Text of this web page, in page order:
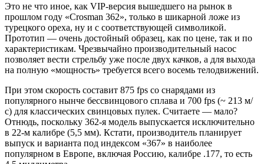
Это не что иное, как VIP-версия вышедшего на рынок в
прошлом году «Crosman 362», только в шикарной ложе из
турецкого ореха, ну и с соответствующей символикой.
Прототип — очень достойный образец, как по цене, так и по
характеристикам. Чрезвычайно производительный насос
позволяет вести стрельбу уже после двух качков, а для выхода
на полную «мощность» требуется всего восемь телодвижений.
При этом скорость составит 875 fps со снарядами из
популярного нынче бессвинцового сплава и 700 fps (~ 213 м/
с) для классических свинцовых пулек. Считаете — мало?
Отнюдь, поскольку 362-я модель выпускается исключительно
в 22-м калибре (5,5 мм). Кстати, производитель планирует
выпуск и варианта под индексом «367» в наиболее
популярном в Европе, включая Россию, калибре .177, то есть